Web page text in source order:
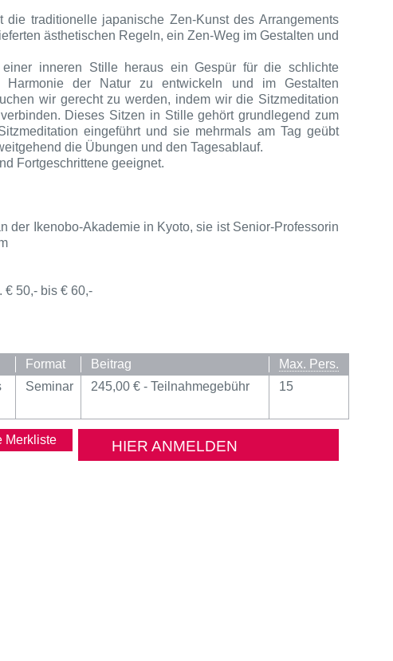
die traditionelle japanische Zen-Kunst des Arrangements
ästhetischen Regeln, ein Zen-Weg im Gestalten und
inneren Stille heraus ein Gespür für die schlichte
Harmonie der Natur zu entwickeln und im Gestalten
wir gerecht zu werden, indem wir die Sitzmeditation
Dieses Sitzen in Stille gehört grundlegend zum
eingeführt und sie mehrmals am Tag geübt
die Übungen und den Tagesablauf.
Fortgeschrittene geeignet.
der Ikenobo-Akademie in Kyoto, sie ist Senior-Professorin
€ 50,- bis € 60,-
Format Beitrag
Max. Pers.
Seminar 245,00 € - Teilnahmegebühr 15
HIER ANMELDEN